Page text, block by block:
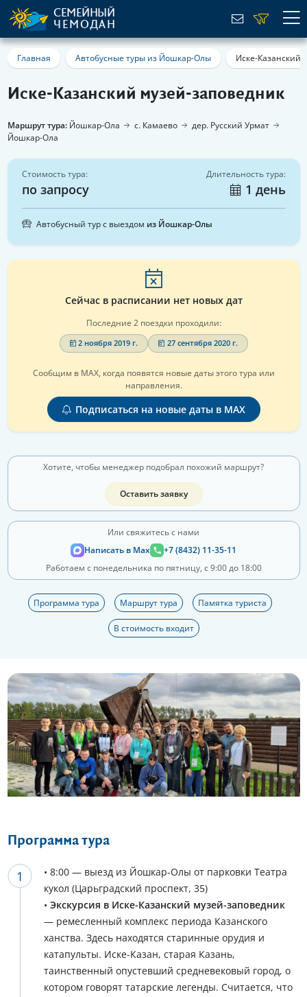
СЕМЕЙНЫЙ
ЧЕМОДАН
Главная Автобусные туры из Йошкар-Олы Иске-Казанский
Иске-Казанский музей-заповедник
Маршрут тура: Йошкар-Ола с. Камаево
дер. Русский Урмат
Йошкар-Ола
Сейчас в расписании нет новых дат
Последние 2 поездки проходили:
2 ноября 2019 г. 27 сентября 2020 г.
Сообщим в MAX, когда появятся новые даты этого тура или
направления.
Подписаться на новые даты в MAX
Хотите, чтобы менеджер подобрал похожий маршрут?
Оставить заявку
Или свяжитесь с нами
Написать в Max
+7 (8432) 11-35-11
Работаем с понедельника по пятницу, с 9:00 до 18:00
Программа тура Маршрут тура Памятка туриста
В стоимость входит
Стоимость тура:
по запросу
Длительность тура:
1 день
Автобусный тур с выездом из Йошкар-Олы
Еще 6 фото
Программа тура
• 8:00 — выезд из Йошкар-Олы от парковки Театра
кукол (Царьградский проспект, 35)
• Экскурсия в Иске-Казанский музей-заповедник
— ремесленный комплекс периода Казанского
ханства. Здесь находятся старинные орудия и
катапульты. Иске-Казан, старая Казань,
таинственный опустевший средневековый город, о
котором говорят татарские легенды. Считается, что